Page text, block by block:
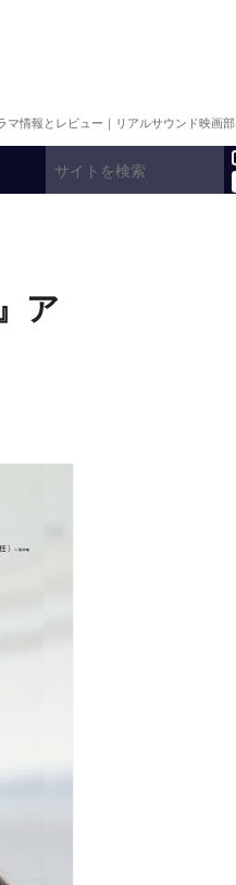
マ情報とレビュー｜リアルサウンド映画部
ア